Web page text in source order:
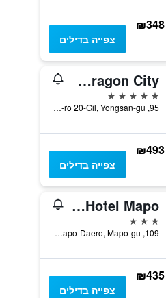
₪348
צפייה בדילים
Novotel Ambassador Seoul Yongsan - Seoul Dragon City
5 כוכבים
95, Cheongpa-ro 20-Gil, Yongsan-gu, סיאול, דרום קוריאה
₪493
צפייה בדילים
LOTTE City Hotel Mapo
3 כוכבים
109, Mapo-Daero, Mapo-gu, סיאול, דרום קוריאה
₪435
צפייה בדילים